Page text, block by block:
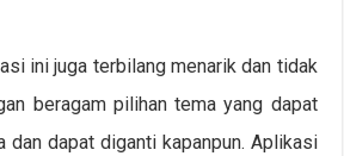
ini juga terbilang menarik dan tidak
beragam pilihan tema yang dapat
dapat diganti kapanpun. Aplikasi